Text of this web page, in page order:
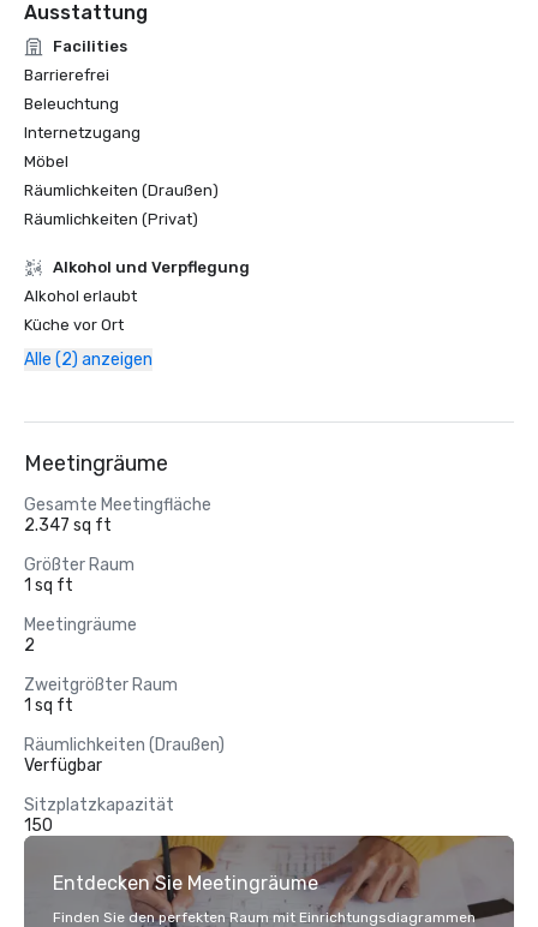
Ausstattung
Facilities
Barrierefrei
Beleuchtung
Internetzugang
Möbel
Räumlichkeiten (Draußen)
Räumlichkeiten (Privat)
‪Alkohol‬ und Verpflegung
‪Alkohol‬ erlaubt
Küche vor Ort
Alle (2) anzeigen
Meetingräume
Gesamte Meetingfläche
2.347 sq ft
Größter Raum
1 sq ft
Meetingräume
2
Zweitgrößter Raum
1 sq ft
Räumlichkeiten (Draußen)
Verfügbar
Sitzplatzkapazität
150
Entdecken Sie Meetingräume
Finden Sie den perfekten Raum mit Einrichtungsdiagrammen